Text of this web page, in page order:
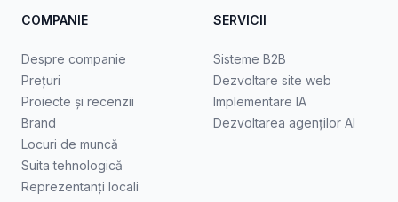
COMPANIE
Despre companie
Prețuri
Proiecte și recenzii
Brand
Locuri de muncă
Suita tehnologică
Reprezentanți locali
SERVICII
Sisteme B2B
Dezvoltare site web
Implementare IA
Dezvoltarea agenților AI